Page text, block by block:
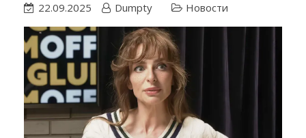
22.09.2025 Dumpty Новости